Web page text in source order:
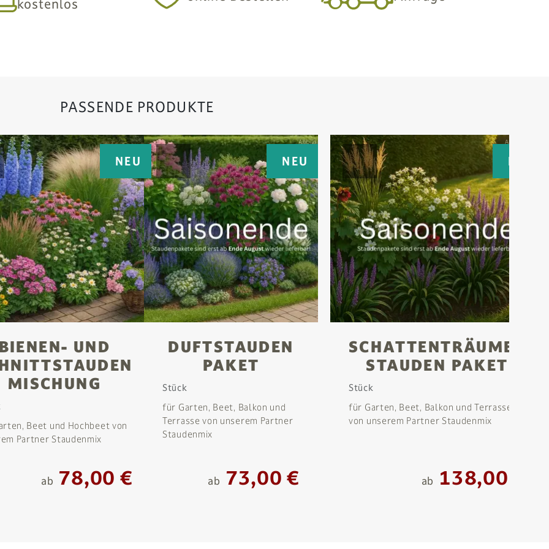
kostenlos
PASSENDE PRODUKTE
NEU
UND
MISCHUNG
Beet und Hochbeet von
Partner Staudenmix
ab 78,00 €
NEU
DUFTSTAUDEN
PAKET
Stück
für Garten, Beet, Balkon und
Terrasse von unserem Partner
Staudenmix
ab 73,00 €
NEU
SCHATTENTRÄUMER
STAUDEN PAKET
Stück
für Garten, Beet, Balkon und Terrasse
von unserem Partner Staudenmix
ab 138,00 €